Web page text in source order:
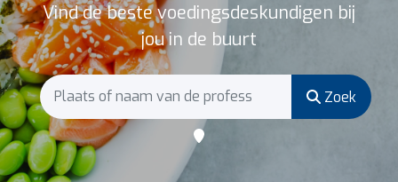
Vind de beste voedingsdeskundigen bij
jou in de buurt
Zoek